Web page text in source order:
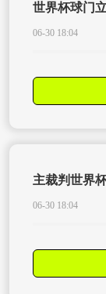
世界杯球门
06-30 18:04
主裁判世界
06-30 18:04